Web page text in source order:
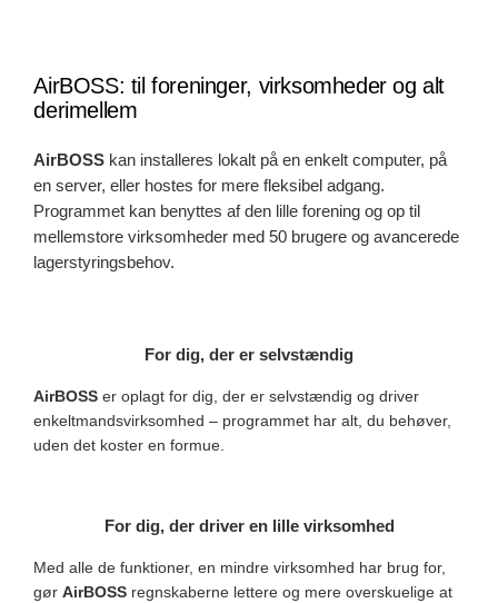
AirBOSS: til foreninger, virksomheder og alt
derimellem
AirBOSS kan installeres lokalt på en enkelt computer, på
en server, eller hostes for mere fleksibel adgang.
Programmet kan benyttes af den lille forening og op til
mellemstore virksomheder med 50 brugere og avancerede
lagerstyringsbehov.
For dig, der er selvstændig
AirBOSS er oplagt for dig, der er selvstændig og driver
enkeltmandsvirksomhed – programmet har alt, du behøver,
uden det koster en formue.
For dig, der driver en lille virksomhed
Med alle de funktioner, en mindre virksomhed har brug for,
gørAirBOSS regnskaberne lettere og mere overskuelige at